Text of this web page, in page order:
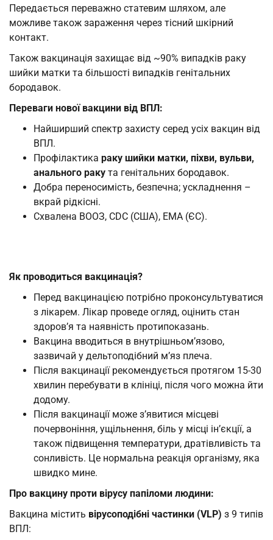
Передається переважно статевим шляхом, але
можливе також зараження через тісний шкірний
контакт.
Також вакцинація захищає від ~90% випадків раку
шийки матки та більшості випадків генітальних
бородавок.
Переваги нової вакцини від ВПЛ:
Найширший спектр захисту серед усіх вакцин від
ВПЛ.
Профілактика раку шийки матки, піхви, вульви,
анального раку та генітальних бородавок.
Добра переносимість, безпечна; ускладнення –
вкрай рідкісні.
Схвалена ВООЗ, CDC (США), EMA (ЄС).
Як проводиться вакцинація?
Перед вакцинацією потрібно проконсультуватися
з лікарем. Лікар проведе огляд, оцінить стан
здоров’я та наявність протипоказань.
Вакцина вводиться в внутрішньом’язово,
зазвичай у дельтоподібний м’яз плеча.
Після вакцинації рекомендується протягом 15-30
хвилин перебувати в клініці, після чого можна йти
додому.
Після вакцинації може з’явитися місцеві
почервоніння, ущільнення, біль у місці ін’єкції, а
також підвищення температури, дратівливість та
сонливість. Це нормальна реакція організму, яка
швидко мине.
Про вакцину проти вірусу папіломи людини:
Вакцина містить вірусоподібні частинки (VLP) з 9 типів
ВПЛ: